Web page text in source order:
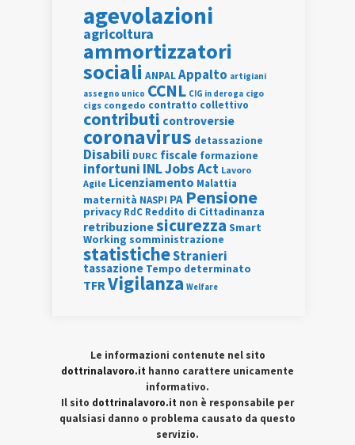
agevolazioni
agricoltura
ammortizzatori
sociali ANPALAppalto artigiani
assegno unico CCNL CIG in deroga cigo
cigs congedo contratto collettivo
contributi controversie
coronavirus detassazione
Disabili DURC fiscale formazione
infortuni INLJobs Act Lavoro
Agile Licenziamento Malattia
maternità NASPI PA Pensione
privacy RdC Reddito di Cittadinanza
retribuzionesicurezza Smart
Working somministrazione
statisticheStranieri
tassazione Tempo determinato
TFRVigilanza Welfare
Le informazioni contenute nel sito
dottrinalavoro.it hanno carattere unicamente
informativo.
Il sito dottrinalavoro.it non è responsabile per
qualsiasi danno o problema causato da questo
servizio.